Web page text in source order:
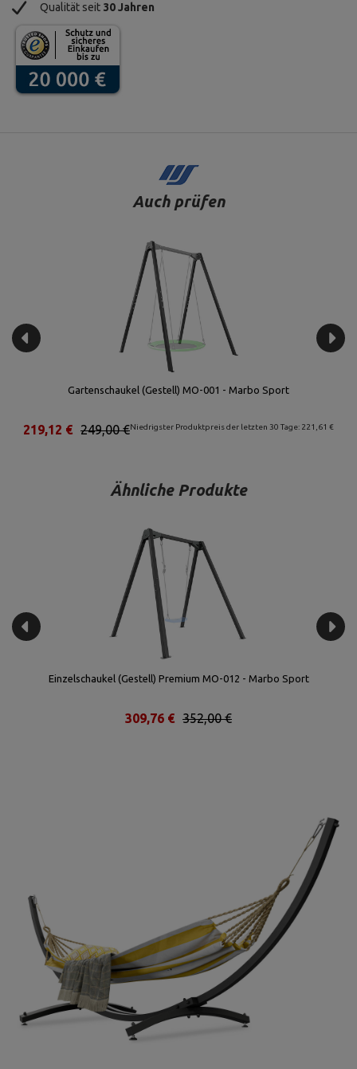
Qualität seit 30 Jahren
Auch prüfen
Gartenschaukel (Gestell) MO-001 - Marbo Sport
Niedrigster Produktpreis der letzten 30 Tage: 221,61 €
249,00 €
219,12 €
Ähnliche Produkte
Einzelschaukel (Gestell) Premium MO-012 - Marbo Sport
352,00 €
309,76 €